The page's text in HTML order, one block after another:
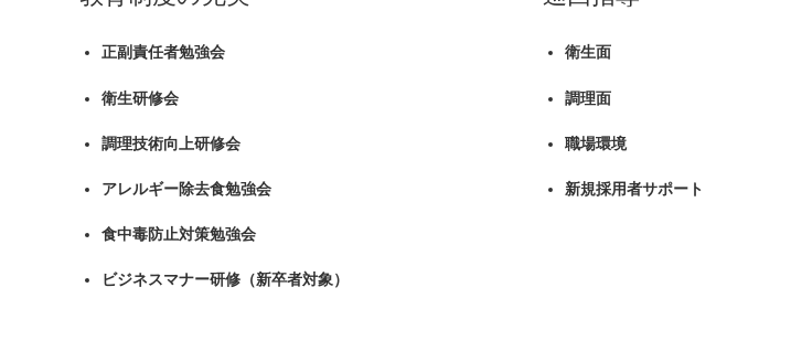
正副責任者勉強会
衛生研修会
調理技術向上研修会
アレルギー除去食勉強会
食中毒防止対策勉強会
ビジネスマナー研修（新卒者対象）
衛生面
調理面
職場環境
新規採用者サポート